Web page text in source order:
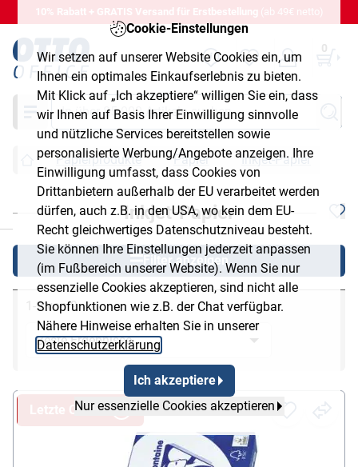
Cookie-Einstellungen
Wir setzen auf unserer Website Cookies ein, um
Ihnen ein optimales Einkaufserlebnis zu bieten.
Mit Klick auf „Ich akzeptiere“ willigen Sie ein, dass
wir Ihnen auf Basis Ihrer Einwilligung sinnvolle
und nützliche Services bereitstellen sowie
personalisierte Werbung/Angebote anzeigen. Ihre
Einwilligung umfasst, dass Cookies von
Drittanbietern außerhalb der EU verarbeitet werden
dürfen, auch z.B. in den USA, wo kein dem EU-
Recht gleichwertiges Datenschutzniveau besteht.
Sie können Ihre Einstellungen jederzeit anpassen
(im Fußbereich unserer Website). Wenn Sie nur
essenzielle Cookies akzeptieren, sind nicht alle
Shopfunktionen wie z.B. der Chat verfügbar.
Nähere Hinweise erhalten Sie in unserer
Datenschutzerklärung
Ich akzeptiere
Nur essenzielle Cookies akzeptieren
10% Rabatt + GRATIS Versand für Erstbestellung (ab 49€ netto)
0
Suche
Papierprodukte Papier Inkjet-Papier
Inkjet-Papier
Filter anzeigen
1-9 von 9
Letzte Chance